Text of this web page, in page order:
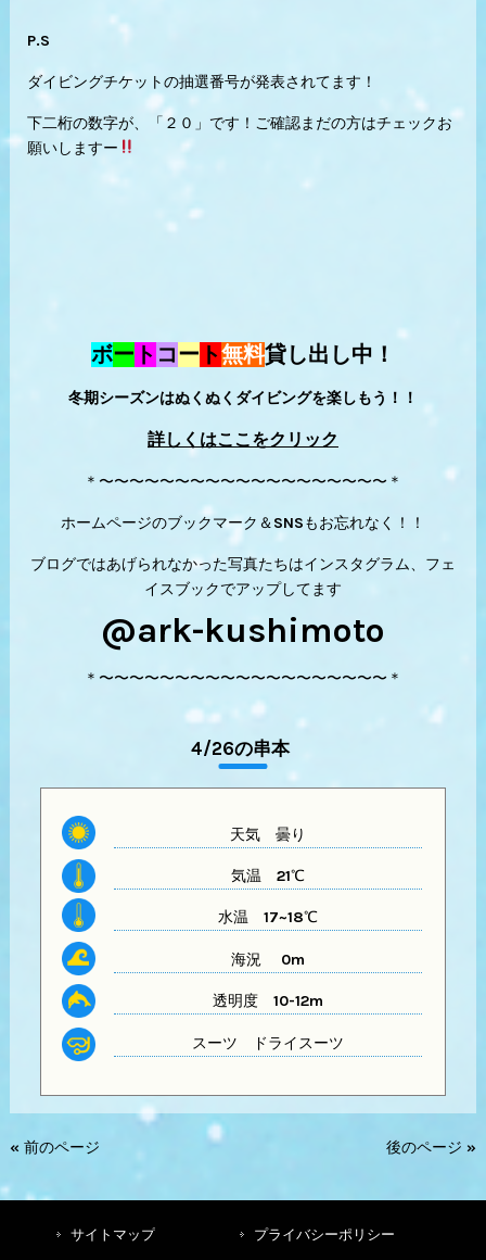
P.S
ダイビングチケットの抽選番号が発表されてます！
下二桁の数字が、「２０」です！ご確認まだの方はチェックお
願いしますー
ボー ト コー ト無料貸し出し中！
冬期シーズンはぬくぬくダイビングを楽しもう！！
詳しくはここをクリック
＊〜〜〜〜〜〜〜〜〜〜〜〜〜〜〜〜〜〜〜＊
ホームページのブックマーク＆SNSもお忘れなく！！
ブログではあげられなかった写真たちはインスタグラム、フェ
イスブックでアップしてます
@ark-kushimoto
＊〜〜〜〜〜〜〜〜〜〜〜〜〜〜〜〜〜〜〜＊
4/26の串本
天気 曇り
気温 21℃
水温17~18℃
海況 0m
透明度10-12m
スーツ ドライスーツ
« 前のページ 後のページ »
サイトマップ プライバシーポリシー